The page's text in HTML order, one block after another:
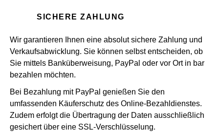
SICHERE ZAHLUNG
Wir garantieren Ihnen eine absolut sichere Zahlung und
Verkaufsabwicklung. Sie können selbst entscheiden, ob
Sie mittels Banküberweisung, PayPal oder vor Ort in bar
bezahlen möchten.
Bei Bezahlung mit PayPal genießen Sie den
umfassenden Käuferschutz des Online-Bezahldienstes.
Zudem erfolgt die Übertragung der Daten ausschließlich
gesichert über eine SSL-Verschlüsselung.